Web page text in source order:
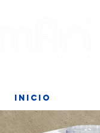
Inicio